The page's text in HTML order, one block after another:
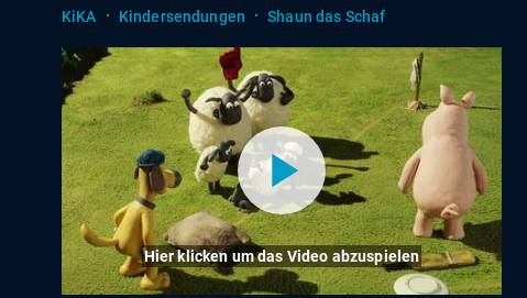
KiKA · Kindersendungen · Shaun das Schaf
Hier klicken um das Video abzuspielen